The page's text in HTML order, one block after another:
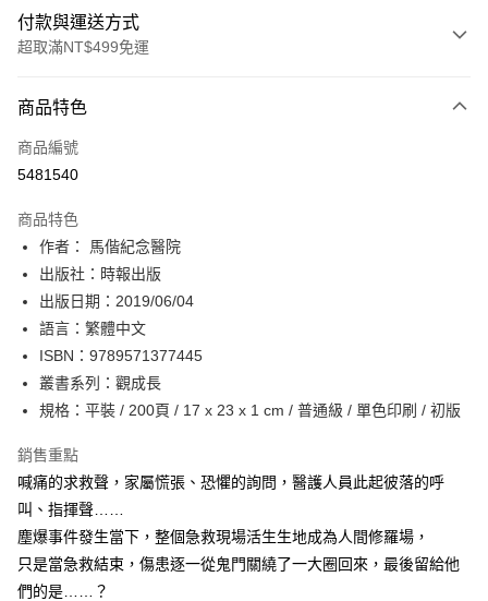
付款與運送方式
超取滿NT$499免運
信用卡一次付款
ATM付款
運送方式
付款後全家取貨
每筆NT$60，滿NT$499(含以上)免運費
付款後7-11取貨
每筆NT$60，滿NT$499(含以上)免運費
宅配
每筆NT$100，滿NT$499(含以上)免運費
商品特色
商品編號
5481540
商品特色
作者： 馬偕紀念醫院
出版社：時報出版
出版日期：2019/06/04
語言：繁體中文
ISBN：9789571377445
叢書系列：觀成長
規格：平裝 / 200頁 / 17 x 23 x 1 cm / 普通級 / 單色印刷 / 初版
銷售重點
喊痛的求救聲，家屬慌張、恐懼的詢問，醫護人員此起彼落的呼
叫、指揮聲……
塵爆事件發生當下，整個急救現場活生生地成為人間修羅場，
只是當急救結束，傷患逐一從鬼門關繞了一大圈回來，最後留給他
們的是……？